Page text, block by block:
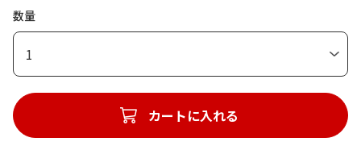
数量
1
カートに入れる